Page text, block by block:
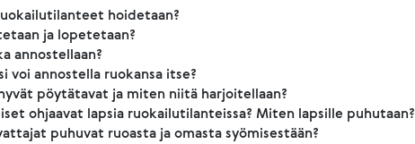
hoidetaan?
ja lopetetaan?
annostellaan?
voi annostella ruokansa itse?
pöytätavat ja miten niitä harjoitellaan?
ohjaavat lapsia ruokailutilanteissa? Miten lapsille puhutaan?
puhuvat ruoasta ja omasta syömisestään?